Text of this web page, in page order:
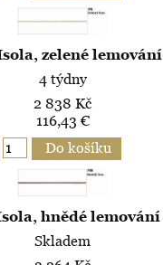
zelené lemování
4 týdny
2 838 Kč
116,43 €
hnědé lemování
Skladem